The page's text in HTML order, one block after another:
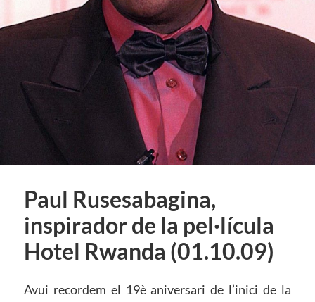
Paul Rusesabagina,
inspirador de la pel·lícula
Hotel Rwanda (01.10.09)
Avui recordem el 19è aniversari de l’inici de la